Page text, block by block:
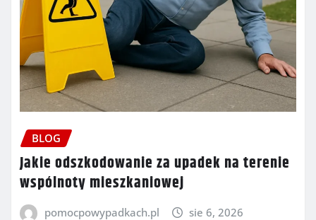
BLOG
Jakie odszkodowanie za upadek na terenie
wspólnoty mieszkaniowej
pomocpowypadkach.pl sie 6, 2026